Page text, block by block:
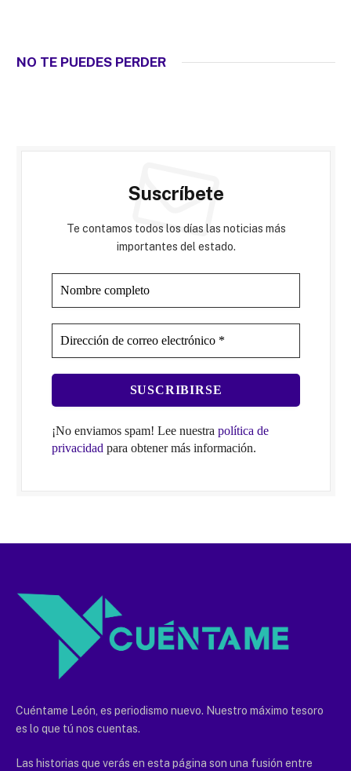
NO TE PUEDES PERDER
Suscríbete
Te contamos todos los días las noticias más
importantes del estado.
¡No enviamos spam! Lee nuestra política de
privacidad para obtener más información.
Cuéntame León, es periodismo nuevo. Nuestro máximo tesoro
es lo que tú nos cuentas.
Las historias que verás en esta página son una fusión entre